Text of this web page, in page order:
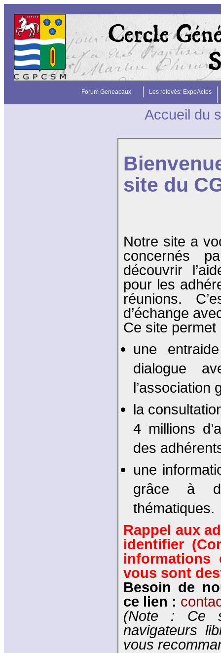
Forum Geneacaux Les relevés: ExpoActes
Accueil du
site du
Notre site a
concernés
découvrir
pour les
réunions.
d’échange
Ce site permet
une
dialogue
l’association
la
4 millions
des
une
grâce à
thématiques.
Rappel aux
identifier
vous sont
Besoin de
ce lien :
(Note : Ce
navigateurs
vous